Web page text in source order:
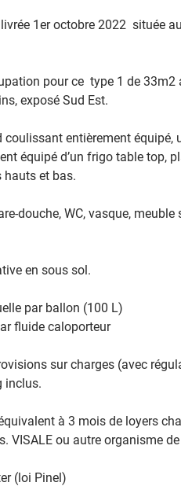
1er octobre 2022  située
pour ce  type 1 de 33m2
exposé Sud Est.
entièrement équipé,
équipé d’un frigo table top,
hauts et bas.
douche, WC, vasque,
en sous sol.
par ballon (100 L)
fluide caloporteur
sur charges (avec
inclus.
à 3 mois de loyers
VISALE ou autre organisme
(loi Pinel)